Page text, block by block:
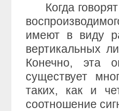
Когда говорят
имеют в виду
вертикальных
Конечно, эта
существует
таких, как и
соотношение